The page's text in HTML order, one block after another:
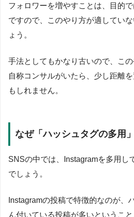
フォロワーを増やすことは、目的
ですので、このやり方が適してい
ょう。
手法としてもかなり古いので、こ
自称コンサルがいたら、少し距離
もしれません。
なぜ「ハッシュタグの多用
SNSの中では、Instagramを多用し
でしょう。
Instagramの投稿で特徴的なのが、
ん付いている投稿が多いということ